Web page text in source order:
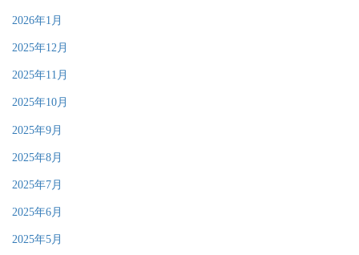
2026年1月
2025年12月
2025年11月
2025年10月
2025年9月
2025年8月
2025年7月
2025年6月
2025年5月